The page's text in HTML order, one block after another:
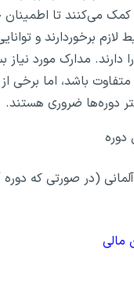
می‌کنند تا
لازم برخوردارند و
دارند. مدارک مورد
باشد، اما برخی
دوره‌ها ضروری هستند.
دوره
(در صورتی که
مالی